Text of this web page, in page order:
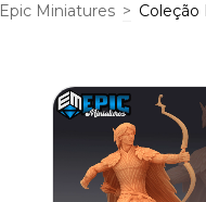
Epic Miniatures >